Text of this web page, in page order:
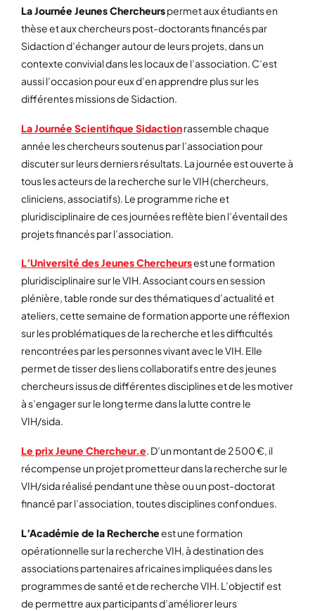
La Journée Jeunes Chercheurspermet aux étudiants en
thèse et aux chercheurs post-doctorants financés par
Sidaction d’échanger autour de leurs projets, dans un
contexte convivial dans les locaux de l’association. C’est
aussi l’occasion pour eux d’en apprendre plus sur les
différentes missions de Sidaction.
La Journée Scientifique Sidactionrassemble chaque
année les chercheurs soutenus par l’association pour
discuter sur leurs derniers résultats. La journée est ouverte à
tous les acteurs de la recherche sur le VIH (chercheurs,
cliniciens, associatifs). Le programme riche et
pluridisciplinaire de ces journées reflète bien l’éventail des
projets financés par l’association.
L’Université des Jeunes Chercheursest une formation
pluridisciplinaire sur le VIH. Associant cours en session
plénière, table ronde sur des thématiques d’actualité et
ateliers, cette semaine de formation apporte une réflexion
sur les problématiques de la recherche et les difficultés
rencontrées par les personnes vivant avec le VIH. Elle
permet de tisser des liens collaboratifs entre des jeunes
chercheurs issus de différentes disciplines et de les motiver
à s’engager sur le long terme dans la lutte contre le
VIH/sida.
Le prix Jeune Chercheur.e. D’un montant de 2 500 €, il
récompense un projet prometteur dans la recherche sur le
VIH/sida réalisé pendant une thèse ou un post-doctorat
financé par l’association, toutes disciplines confondues.
L’Académie de la Rechercheest une formation
opérationnelle sur la recherche VIH, à destination des
associations partenaires africaines impliquées dans les
programmes de santé et de recherche VIH. L’objectif est
de permettre aux participants d’améliorer leurs